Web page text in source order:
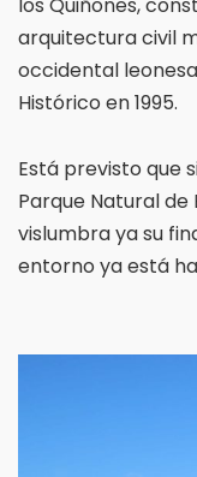
los Quiñones,
arquitectura civil
occidental
Histórico en 1995.
Está previsto que
Parque Natural de
vislumbra ya su
entorno ya está